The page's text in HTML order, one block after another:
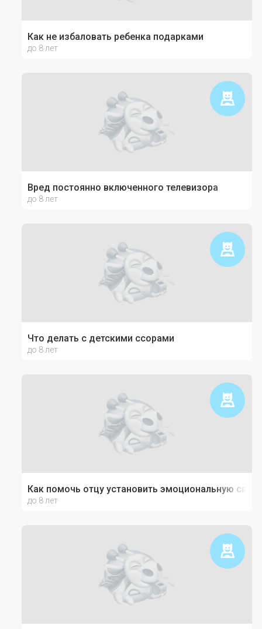
Как не избаловать ребенка подарками
до 8 лет
Вред постоянно включенного телевизора
до 8 лет
Что делать с детскими ссорами
до 8 лет
Как помочь отцу установить эмоциональную
до 8 лет